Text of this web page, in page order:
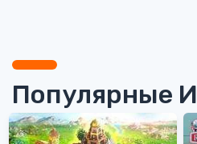
Популярные